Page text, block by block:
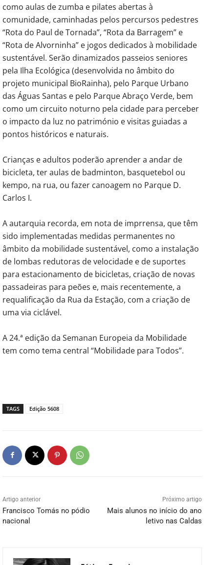
como aulas de zumba e pilates abertas à
comunidade, caminhadas pelos percursos pedestres
“Rota do Paul de Tornada”, “Rota da Barragem” e
“Rota de Alvorninha” e jogos dedicados à mobilidade
sustentável. Serão dinamizados passeios seniores
pela Ilha Ecológica (desenvolvida no âmbito do
projeto municipal BioRainha), pelo Parque Urbano
das Águas Santas e pelo Parque Abraço Verde, bem
como um circuito noturno pela cidade para perceber
o impacto da luz no património e visitas guiadas a
pontos históricos e naturais.
Crianças e adultos poderão aprender a andar de
bicicleta, ter aulas de badminton, basquetebol ou
kempo, na rua, ou fazer canoagem no Parque D.
Carlos I.
A autarquia recorda, em nota de imprrensa, que têm
sido implementadas medidas permanentes no
âmbito da mobilidade sustentável, como a instalação
de lombas redutoras de velocidade e de suportes
para estacionamento de bicicletas, criação de novas
passadeiras para peões e, mais recentemente, a
requalificação da Rua da Estação, com a criação de
uma via ciclável.
A 24.ª edição da Semanan Europeia da Mobilidade
tem como tema central “Mobilidade para Todos”.
TAGS Edição 5608
Artigo anterior
Francisco Tomás no pódio
nacional
Próximo artigo
Mais alunos no início do ano
letivo nas Caldas